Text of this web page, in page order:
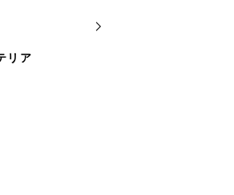
リア